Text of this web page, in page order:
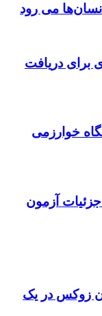
می رود
برای دریافت
خوارزمی
آزمون
زوکس در یک